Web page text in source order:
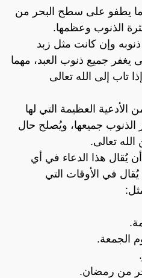
ما يطفو على سطح البحر من
الذنوب وعظمها.
وإن كانت مثل زبد
يغفر جميع ذنوب العبد، مهما
تاب إلى الله تعالى
الأدعية العظيمة التي لها
جميعها، ويُصلح حال
الله تعالى.
يُقال هذا الدعاء في أي
في الأوقات التي
الجمعة.
من رمضان.